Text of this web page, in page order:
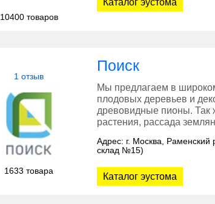
10400 товаров
Каталог эустома
1 отзыв
1633 товара
Поиск
Мы предлагаем в
плодовых деревьев и
древовидные пионы. Так
растения, рассада
Адрес: г. Москва, Раменский
склад №15)
Каталог эустома